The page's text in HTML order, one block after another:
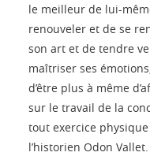
le meilleur de lui-
renouveler et de se
son art et de tendre
maîtriser ses
d’être plus à même
sur le travail de la
tout exercice
l’historien Odon